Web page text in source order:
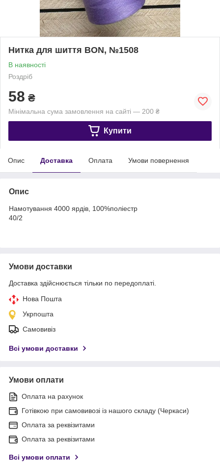
Нитка для шиття BON, №1508
В наявності
Роздріб
58 ₴
Мінімальна сума замовлення на сайті — 200 ₴
Купити
Опис Доставка Оплата Умови повернення
Опис
Намотування 4000 ярдів, 100%поліестр
40/2
Умови доставки
Доставка здійснюється тільки по передоплаті.
Нова Пошта
Укрпошта
Самовивіз
Всі умови доставки
Умови оплати
Оплата на рахунок
Готівкою при самовивозі із нашого складу (Черкаси)
Оплата за реквізитами
Оплата за реквізитами
Всі умови оплати